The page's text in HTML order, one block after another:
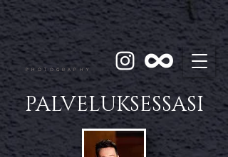
PHOTOGRAPHY
PALVELUKSESSASI